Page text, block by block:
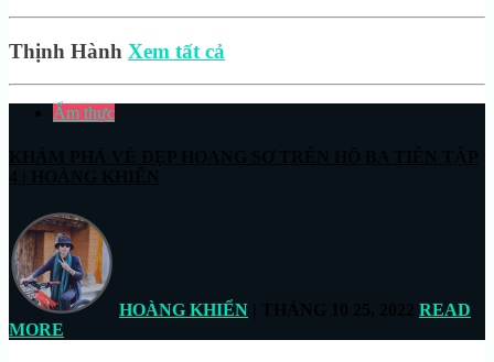
Thịnh Hành Xem tất cả
Ẩm thực
HOÀNG KHIỂN
READ
MORE